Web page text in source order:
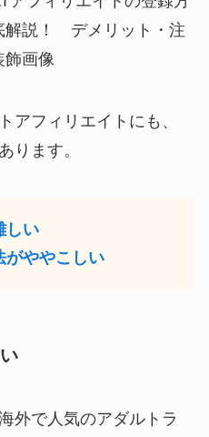
アフィリエイトにも、
ります。
しい
がややこしい
外で人気のアダルトラ